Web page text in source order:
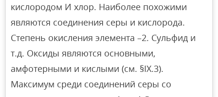
кислородом И хлор. Наиболее похожими
являются соединения серы и кислорода.
Степень окисления элемента –2. Сульфид и
т.д. Оксиды являются основными,
амфотерными и кислыми (см. §IX.3).
Максимум среди соединений серы со